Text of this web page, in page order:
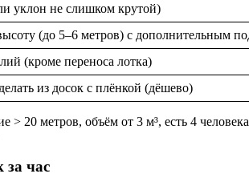
уклон не слишком крутой)
(до 5–6 метров) с дополнительным
(кроме переноса лотка)
из досок с плёнкой (дёшево)
> 20 метров, объём от 3 м³, есть 4
за час